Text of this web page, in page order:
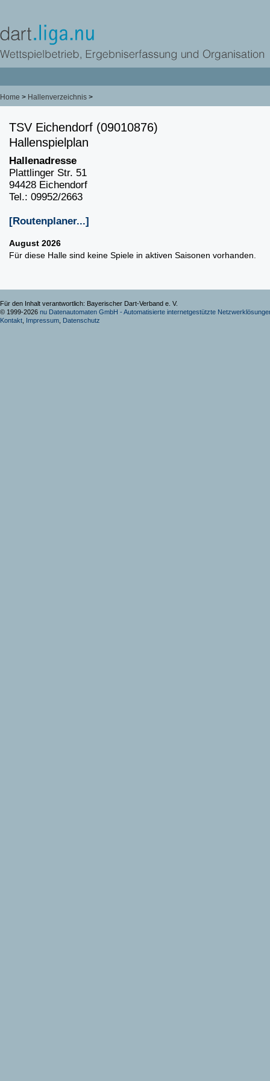
Home > Hallenverzeichnis >
TSV Eichendorf (09010876)
Hallenspielplan
Hallenadresse
Plattlinger Str. 51
94428 Eichendorf
Tel.: 09952/2663
[Routenplaner...]
August 2026
Für diese Halle sind keine Spiele in aktiven Saisonen vorhanden.
Für den Inhalt verantwortlich: Bayerischer Dart-Verband e. V.
© 1999-2026 nu Datenautomaten GmbH - Automatisierte internetgestützte
Kontakt Impressum Datenschutz